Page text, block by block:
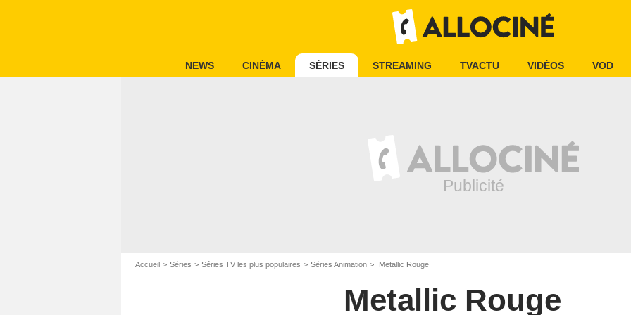
NEWS CINÉMA SÉRIES STREAMING TVACTU VIDÉOS VOD
Accueil Séries Séries TV les plus populaires Séries Animation Metallic Rouge
Metallic Rouge